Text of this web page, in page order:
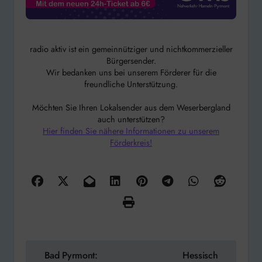
radio aktiv ist ein gemeinnütziger und nichtkommerzieller
Bürgersender.
Wir bedanken uns bei unserem Förderer für die
freundliche Unterstützung.
Möchten Sie Ihren Lokalsender aus dem Weserbergland
auch unterstützen?
Hier finden Sie nähere Informationen zu unserem
Förderkreis!
Beitragsnavigation
Bad Pyrmont:
Hessisch